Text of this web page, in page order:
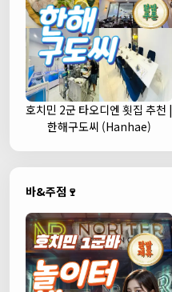
호치민 2군 타오디엔 횟집 추천 |
한해구도씨 (Hanhae)
바&주점🍷